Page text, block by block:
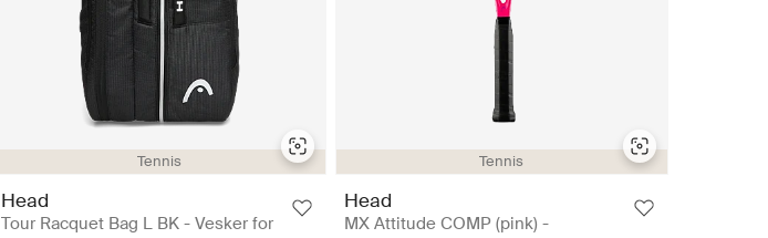
Tennis
Head
Tour Racquet Bag L BK - Vesker for
Tennis
Head
MX Attitude COMP (pink) -